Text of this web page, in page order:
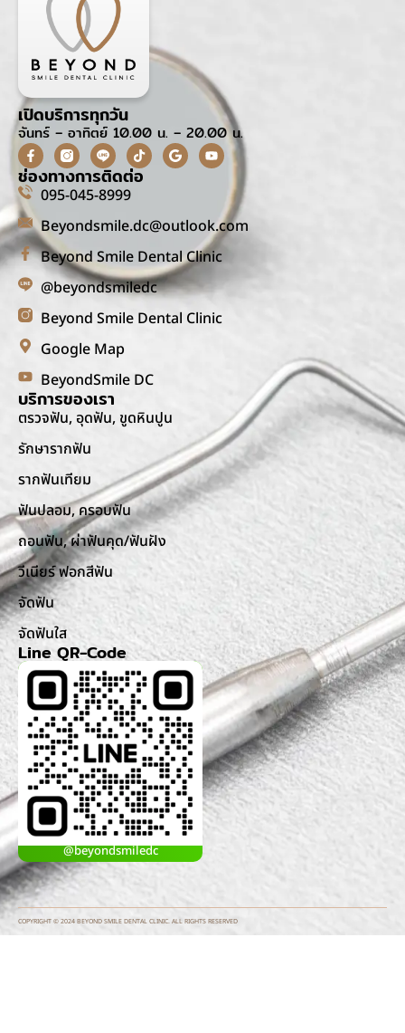
เปิดบริการทุกวัน
จันทร์ – อาทิตย์ 10.00 น. – 20.00 น.
ช่องทางการติดต่อ
095-045-8999
Beyondsmile.dc@outlook.com
Beyond Smile Dental Clinic
@beyondsmiledc
Beyond Smile Dental Clinic
Google Map
BeyondSmile DC
บริการของเรา
ตรวจฟัน, อุดฟัน, ขูดหินปูน
รักษารากฟัน
รากฟันเทียม
ฟันปลอม, ครอบฟัน
ถอนฟัน, ผ่าฟันคุด/ฟันฝัง
วีเนียร์ ฟอกสีฟัน
จัดฟัน
จัดฟันใส
Line QR-Code
@beyondsmiledc
COPYRIGHT © 2024 BEYOND SMILE DENTAL CLINIC. ALL RIGHTS RESERVED